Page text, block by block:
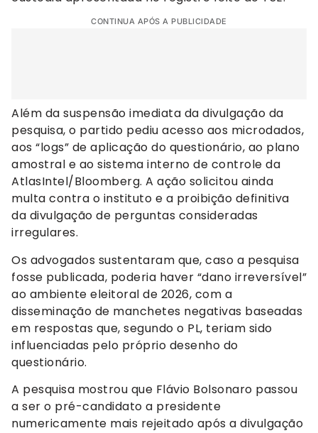
CONTINUA APÓS A PUBLICIDADE
Além da suspensão imediata da divulgação da
pesquisa, o partido pediu acesso aos microdados,
aos “logs” de aplicação do questionário, ao plano
amostral e ao sistema interno de controle da
AtlasIntel/Bloomberg. A ação solicitou ainda
multa contra o instituto e a proibição definitiva
da divulgação de perguntas consideradas
irregulares.
Os advogados sustentaram que, caso a pesquisa
fosse publicada, poderia haver “dano irreversível”
ao ambiente eleitoral de 2026, com a
disseminação de manchetes negativas baseadas
em respostas que, segundo o PL, teriam sido
influenciadas pelo próprio desenho do
questionário.
A pesquisa mostrou que Flávio Bolsonaro passou
a ser o pré-candidato a presidente
numericamente mais rejeitado após a divulgação